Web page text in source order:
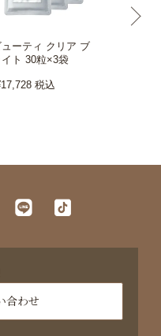
ューティ クリア ブ
イト 30粒×3袋
税込
合わせ